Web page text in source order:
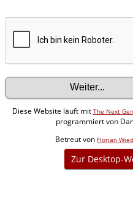
Diese Website läuft mit The Next
programmiert von
Betreut von Florian
Zur Desktop-